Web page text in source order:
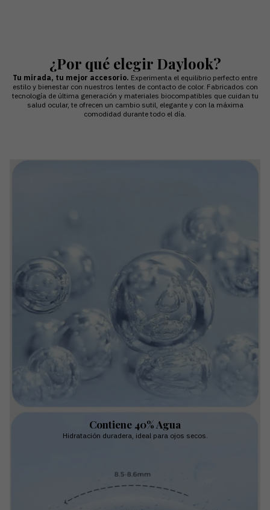
¿Por qué elegir Daylook?
Tu mirada, tu mejor accesorio. Experimenta el equilibrio perfecto entre
estilo y bienestar con nuestros lentes de contacto de color. Fabricados con
tecnología de última generación y materiales biocompatibles que cuidan tu
salud ocular, te ofrecen un cambio sutil, elegante y con la máxima
comodidad durante todo el día.
Contiene 40% Agua
Hidratación duradera, ideal para ojos secos.